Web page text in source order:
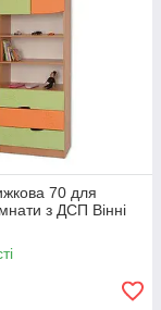
Оливка
70 для
з ДСП Вінні